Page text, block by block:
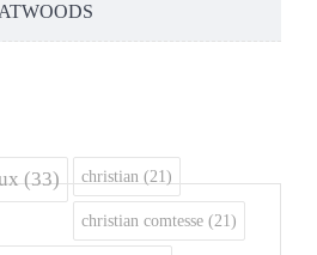
(33) christian (21)
christian comtesse (21)